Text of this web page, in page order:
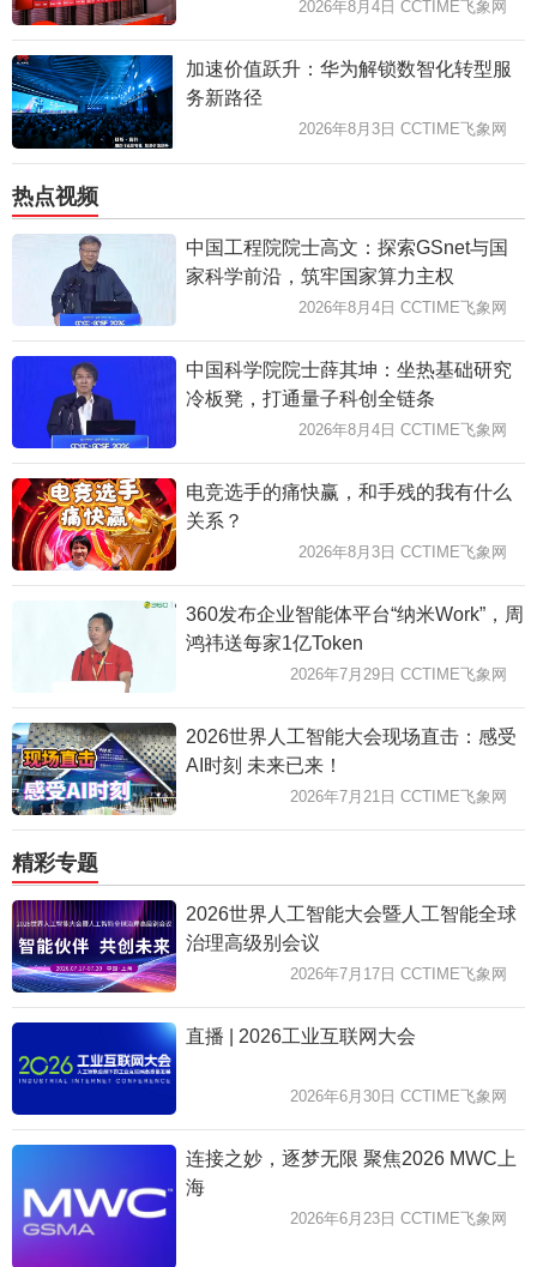
2026年8月4日 CCTIME飞象网
加速价值跃升：华为解锁数智化转型服
务新路径
2026年8月3日 CCTIME飞象网
热点视频
中国工程院院士高文：探索GSnet与国
家科学前沿，筑牢国家算力主权
2026年8月4日 CCTIME飞象网
中国科学院院士薛其坤：坐热基础研究
冷板凳，打通量子科创全链条
2026年8月4日 CCTIME飞象网
电竞选手的痛快赢，和手残的我有什么
关系？
2026年8月3日 CCTIME飞象网
360发布企业智能体平台“纳米Work”，周
鸿祎送每家1亿Token
2026年7月29日 CCTIME飞象网
2026世界人工智能大会现场直击：感受
AI时刻 未来已来！
2026年7月21日 CCTIME飞象网
精彩专题
2026世界人工智能大会暨人工智能全球
治理高级别会议
2026年7月17日 CCTIME飞象网
直播 | 2026工业互联网大会
2026年6月30日 CCTIME飞象网
连接之妙，逐梦无限 聚焦2026 MWC上
海
2026年6月23日 CCTIME飞象网